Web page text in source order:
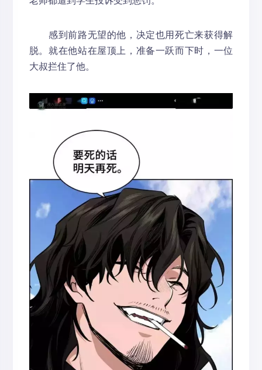
感到前路无望的他，决定也用死亡来获得解
脱。就在他站在屋顶上，准备一跃而下时，一位
大叔拦住了他。